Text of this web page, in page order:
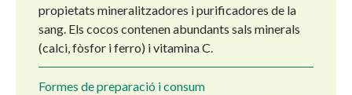
propietats mineralitzadores i purificadores de la
sang. Els cocos contenen abundants sals minerals
(calci, fòsfor i ferro) i vitamina C.
Formes de preparació i consum